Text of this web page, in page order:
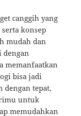
canggih yang
konsep
mudah dan
dengan
memanfaatkan
bisa jadi
dengan tepat,
untuk
memudahkan